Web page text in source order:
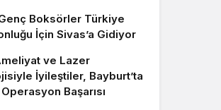
Genç Boksörler Türkiye
İçin Sivas’a Gidiyor
ve Lazer
İyileştiler, Bayburt’ta
Başarısı